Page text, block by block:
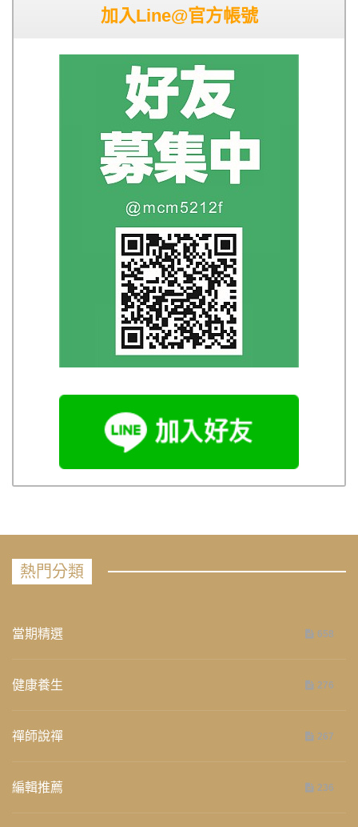
加入Line@官方帳號
熱門分類
當期精選 658
健康養生 276
禪師說禪 267
編輯推薦 236